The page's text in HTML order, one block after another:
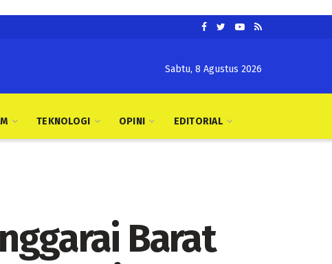
Sabtu, 8 Agustus 2026
TEKNOLOGI OPINI EDITORIAL
Barat